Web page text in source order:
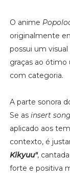
O anime
originalmente
possui um
graças ao ótimo
com categoria.
A parte sonora
Se as insert
aplicado aos
contexto, é
Kikyuu",
forte e positiva